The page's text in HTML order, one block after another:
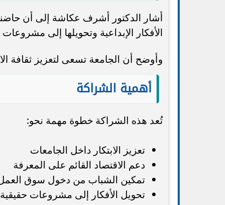
أشار الدكتور أشرف عكاشة إلى أن
الأفكار الإبداعية وتحويلها إلى
وأوضح أن الجامعة تسعى لتعزيز ثقافة
أهمية الشراكة
تُعد هذه الشراكة خطوة مهمة نحو:
تعزيز الابتكار داخل الجامعات
دعم الاقتصاد القائم على المعرفة
تمكين الشباب من دخول سوق
تحويل الأفكار إلى مشروعات حقيقية